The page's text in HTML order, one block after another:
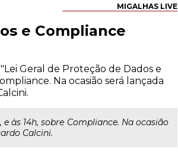
MIGALHAS LIVE
e Compliance
Geral de Proteção de Dados e
Na ocasião será lançada
às 14h, sobre Compliance. Na ocasião
Calcini.